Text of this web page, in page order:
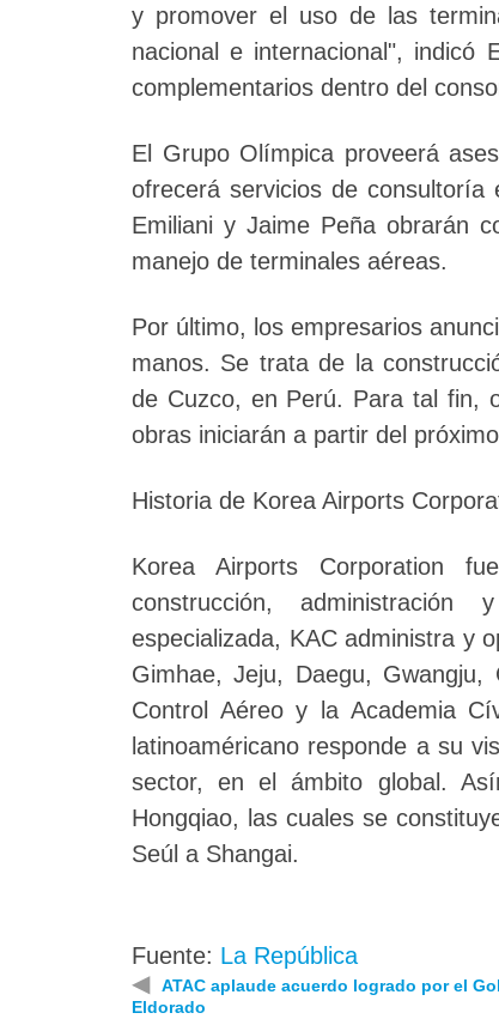
y promover el uso de las
nacional e internacional", indicó
complementarios dentro del
El Grupo Olímpica proveerá
ofrecerá servicios de consultoría
Emiliani y Jaime Peña obrarán
manejo de terminales aéreas.
Por último, los empresarios
manos. Se trata de la
de Cuzco, en Perú. Para tal fin,
obras iniciarán a partir del
Historia de Korea Airports
Korea Airports Corporation
construcción,
especializada, KAC administra y
Gimhae, Jeju, Daegu,
Control Aéreo y la Academia
latinoaméricano responde a su
sector, en el ámbito global.
Hongqiao, las cuales se
Seúl a Shangai.
Fuente: La República
◀
ATAC aplaude acuerdo logrado por el
Eldorado